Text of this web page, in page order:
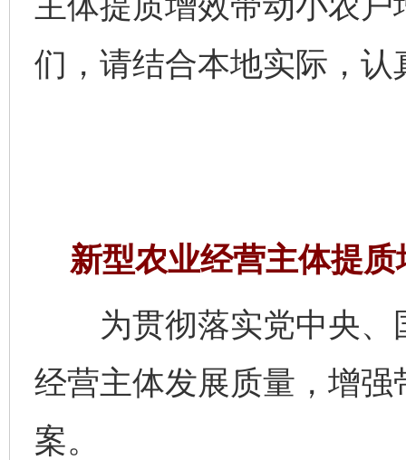
们，请结合本地实际，认
新型农业经营主体提
为贯彻落实党中央、
经营主体发展质量，增
案。